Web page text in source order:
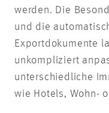
werden. Die
und die
Exportdokumente
unkompliziert
unterschiedliche
wie Hotels, Wohn-